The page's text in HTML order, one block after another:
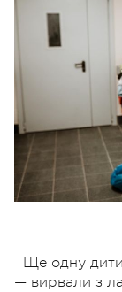
Ще одну
— вирвали з